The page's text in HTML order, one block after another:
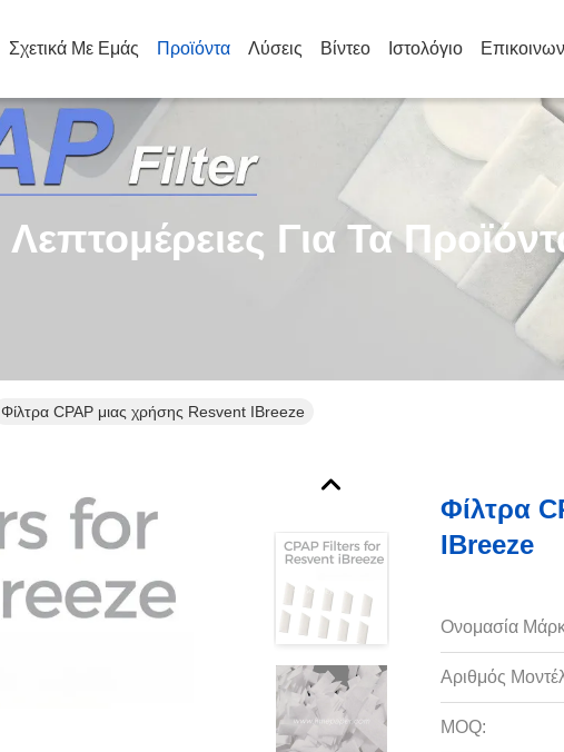
Σχετικά Με Εμάς Προϊόντα Λύσεις Βίντεο Ιστολόγιο
Λεπτομέρειες Για Τα
Φίλτρα CPAP μιας χρήσης Resvent IBreeze
Φίλτρα
IBreeze
Ονομασία
Αριθμός
MOQ: